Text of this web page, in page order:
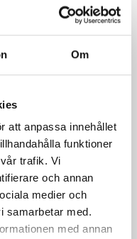
Om
att anpassa innehållet
funktioner
trafik. Vi
och annan
medier och
samarbetar med.
med annan